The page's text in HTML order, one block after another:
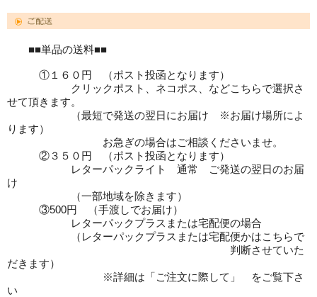
■■単品の送料■■
①１６０円 （ポスト投函となります）
クリックポスト、ネコポス、などこちらで選択さ
せて頂きます。
（最短で発送の翌日にお届け ※お届け場所によ
ります）
お急ぎの場合はご相談くださいませ。
②３５０円 （ポスト投函となります）
レターパックライト 通常 ご発送の翌日のお届
け
（一部地域を除きます）
③500円 （手渡しでお届け）
レターパックプラスまたは宅配便の場合
（レターパックプラスまたは宅配便かはこちらで
判断させていた
だきます）
※詳細は「ご注文に際して」 をご覧下さ
い